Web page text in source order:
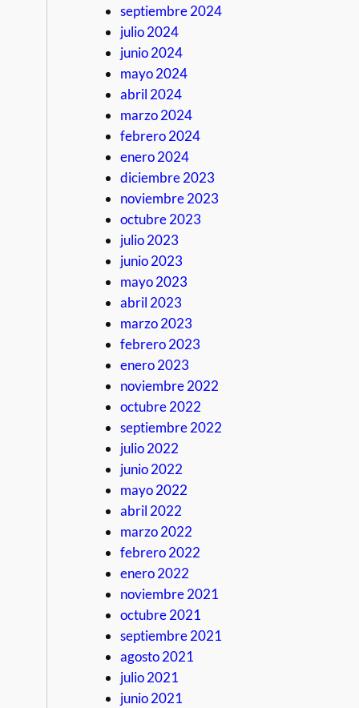
septiembre 2024
julio 2024
junio 2024
mayo 2024
abril 2024
marzo 2024
febrero 2024
enero 2024
diciembre 2023
noviembre 2023
octubre 2023
julio 2023
junio 2023
mayo 2023
abril 2023
marzo 2023
febrero 2023
enero 2023
noviembre 2022
octubre 2022
septiembre 2022
julio 2022
junio 2022
mayo 2022
abril 2022
marzo 2022
febrero 2022
enero 2022
noviembre 2021
octubre 2021
septiembre 2021
agosto 2021
julio 2021
junio 2021